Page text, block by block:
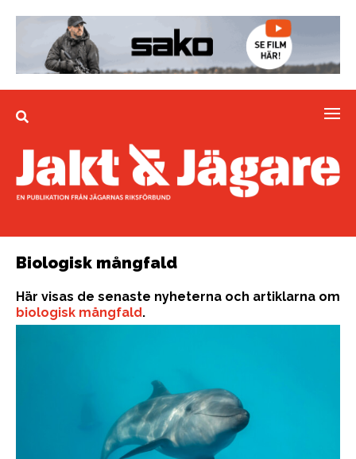
Biologisk mångfald
Här visas de senaste nyheterna och artiklarna om
biologisk mångfald.